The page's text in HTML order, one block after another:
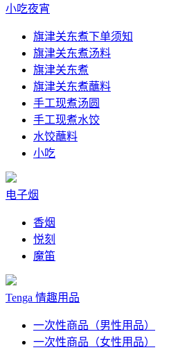
小吃夜宵
旗津关东煮下单须知
旗津关东煮汤料
旗津关东煮
旗津关东煮蘸料
手工现煮汤圆
手工现煮水饺
水饺蘸料
小吃
电子烟
香烟
悦刻
魔笛
Tenga 情趣用品
一次性商品（男性用品）
一次性商品（女性用品）